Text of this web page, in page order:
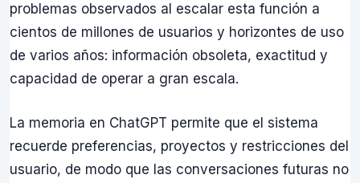
problemas observados al escalar esta función a
cientos de millones de usuarios y horizontes de uso
de varios años: información obsoleta, exactitud y
capacidad de operar a gran escala.
La memoria en ChatGPT permite que el sistema
recuerde preferencias, proyectos y restricciones del
usuario, de modo que las conversaciones futuras no